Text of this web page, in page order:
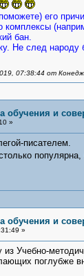
его
комплексы
бан.
Не след народу
07:38:44 от
обучения и
»
писателем.
обучения и
»
Учебно-
поглубже